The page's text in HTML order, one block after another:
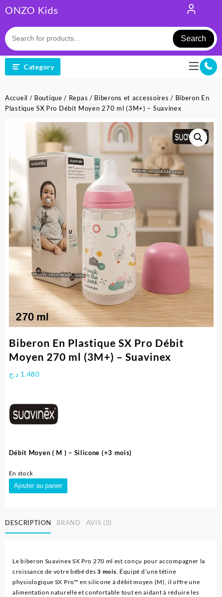
to
content
ONZO Kids
Search
Category
Accueil / Boutique / Repas / Biberons et accessoires / Biberon En
Plastique SX Pro Débit Moyen 270 ml (3M+) – Suavinex
Biberon En Plastique SX Pro Débit
Moyen 270 ml (3M+) – Suavinex
1.480 د.ج
Débit Moyen ( M ) – Silicone (+3 mois)
En stock
quantité
de
Plastique
SX
ml
Ajouter au panier
DESCRIPTION BRAND AVIS (0)
Le biberon Suavinex SX Pro 270 ml est conçu pour accompagner la
croissance de votre bébé dès3 mois . Équipé d’une tétine
physiologique SX Pro™ en silicone à débit moyen (M), il offre une
alimentation naturelle et confortable tout en aidant à réduire les